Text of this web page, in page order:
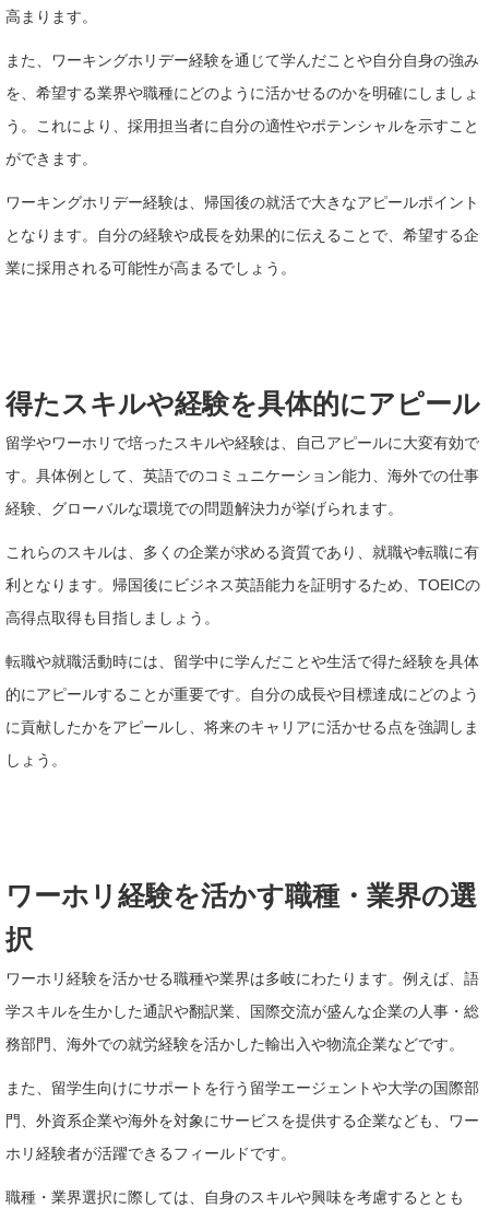
高まります。
また、ワーキングホリデー経験を通じて学んだことや自分自身の強み
を、希望する業界や職種にどのように活かせるのかを明確にしましょ
う。これにより、採用担当者に自分の適性やポテンシャルを示すこと
ができます。
ワーキングホリデー経験は、帰国後の就活で大きなアピールポイント
となります。自分の経験や成長を効果的に伝えることで、希望する企
業に採用される可能性が高まるでしょう。
得たスキルや経験を具体的にアピール
留学やワーホリで培ったスキルや経験は、自己アピールに大変有効で
す。具体例として、英語でのコミュニケーション能力、海外での仕事
経験、グローバルな環境での問題解決力が挙げられます。
これらのスキルは、多くの企業が求める資質であり、就職や転職に有
利となります。帰国後にビジネス英語能力を証明するため、TOEICの
高得点取得も目指しましょう。
転職や就職活動時には、留学中に学んだことや生活で得た経験を具体
的にアピールすることが重要です。自分の成長や目標達成にどのよう
に貢献したかをアピールし、将来のキャリアに活かせる点を強調しま
しょう。
ワーホリ経験を活かす職種・業界の選
択
ワーホリ経験を活かせる職種や業界は多岐にわたります。例えば、語
学スキルを生かした通訳や翻訳業、国際交流が盛んな企業の人事・総
務部門、海外での就労経験を活かした輸出入や物流企業などです。
また、留学生向けにサポートを行う留学エージェントや大学の国際部
門、外資系企業や海外を対象にサービスを提供する企業なども、ワー
ホリ経験者が活躍できるフィールドです。
職種・業界選択に際しては、自身のスキルや興味を考慮するととも